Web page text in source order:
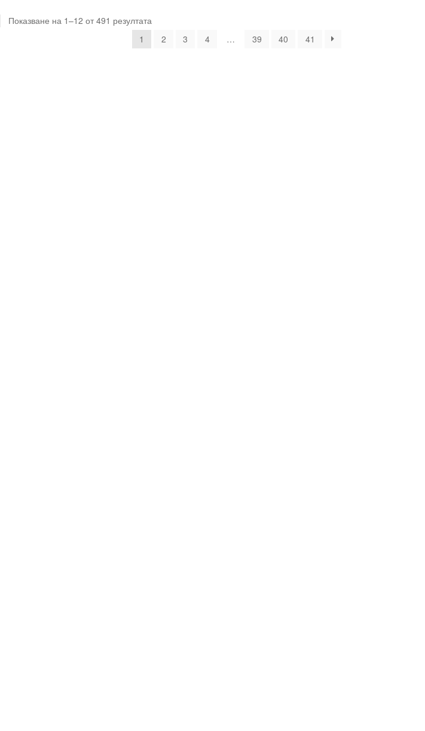
Показване на 1–12 от 491 резултатаSorted
by
latest
1 2 3 4 … 39 40 41